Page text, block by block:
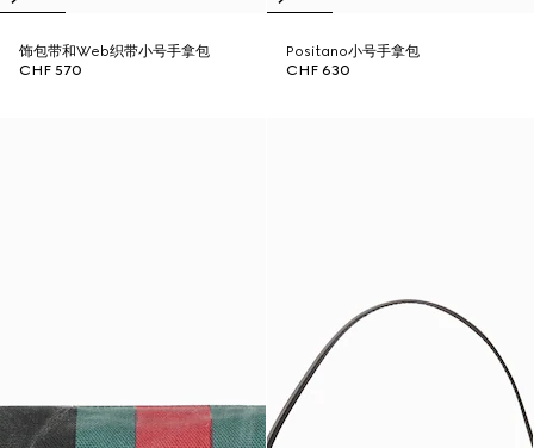
饰包带和Web织带小号手拿包
CHF 570
Positano小号手拿包
CHF 630